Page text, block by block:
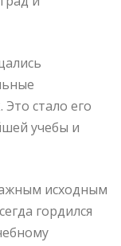
Это стало его
учебы и
исходным
гордился